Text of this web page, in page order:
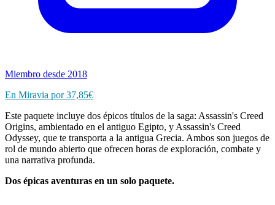
Miembro desde 2018
En Miravia por 37,85€
Este paquete incluye dos épicos títulos de la saga: Assassin's Creed
Origins, ambientado en el antiguo Egipto, y Assassin's Creed
Odyssey, que te transporta a la antigua Grecia. Ambos son juegos de
rol de mundo abierto que ofrecen horas de exploración, combate y
una narrativa profunda.
Dos épicas aventuras en un solo paquete.